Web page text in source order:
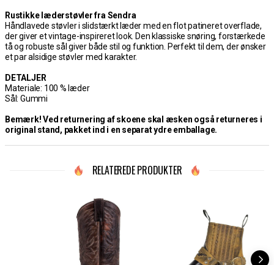
Rustikke læderstøvler fra Sendra
Håndlavede støvler i slidstærkt læder med en flot patineret overflade,
der giver et vintage-inspireret look. Den klassiske snøring, forstærkede
tå og robuste sål giver både stil og funktion. Perfekt til dem, der ønsker
et par alsidige støvler med karakter.
DETALJER
Materiale: 100 % læder
Sål: Gummi
Bemærk! Ved returnering af skoene skal æsken også returneres i
original stand, pakket ind i en separat ydre emballage.
RELATEREDE PRODUKTER